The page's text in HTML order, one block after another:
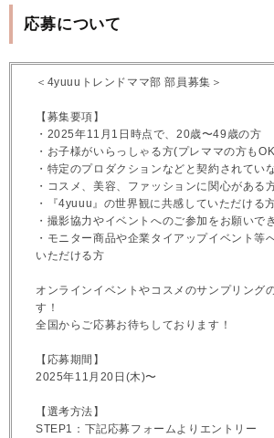
応募について
＜4yuuuトレンドママ部 部員募集＞
【募集要項】
・2025年11月1日時点で、20歳〜49歳の方
・お子様がいらっしゃる方(プレママの方も
・特定のプロダクションなどと契約されてい
・コスメ、美容、ファッションに関心がある
・『4yuuu』の世界観に共感していただける
・撮影協力やイベントへのご参加をお願いで
・モニター商品や企業タイアップイベント等
いただける方
オンラインイベントやコスメのサンプリング
す！
全国からご応募お待ちしております！
【応募期間】
2025年11月20日(木)〜
【選考方法】
STEP1：下記応募フォームよりエントリー